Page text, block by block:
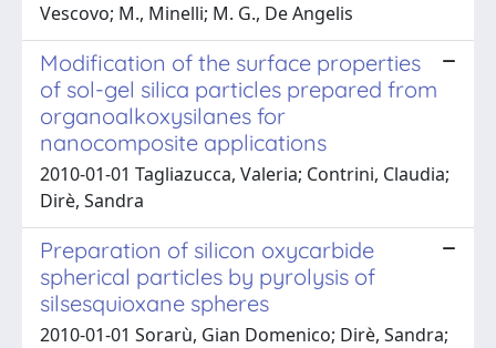
Vescovo; M., Minelli; M. G., De Angelis
Modification of the surface properties
of sol-gel silica particles prepared from
organoalkoxysilanes for
nanocomposite applications
2010-01-01 Tagliazucca, Valeria; Contrini, Claudia;
Dirè, Sandra
Preparation of silicon oxycarbide
spherical particles by pyrolysis of
silsesquioxane spheres
2010-01-01 Sorarù, Gian Domenico; Dirè, Sandra;